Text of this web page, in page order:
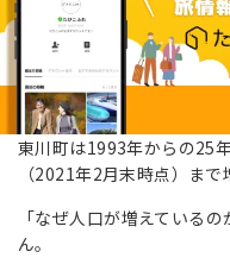
東川町は1993年からの25
（2021年2月末時点）まで
「なぜ人口が増えている
ん。